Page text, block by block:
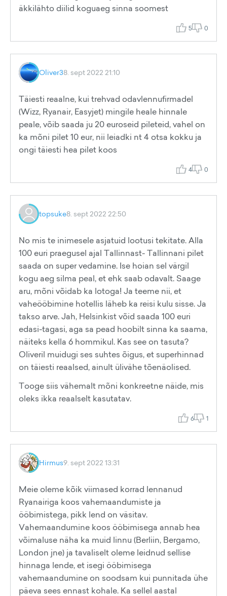
äkkilähto diilid koguaeg sinna soomest
5 0
Oliver38. sept 2022 21:10
Täiesti reaalne, kui trehvad odavlennufirmadel
(Wizz, Ryanair, Easyjet) mingile heale hinnale
peale, võib saada ju 20 euroseid pileteid, vahel on
ka mõni pilet 10 eur, nii leiadki nt 4 otsa kokku ja
ongi täiesti hea pilet koos
4 0
topsuke8. sept 2022 22:50
No mis te inimesele asjatuid lootusi tekitate. Alla
100 euri praegusel ajal Tallinnast- Tallinnani pilet
saada on super vedamine. Ise hoian sel värgil
kogu aeg silma peal, et ehk saab odavalt. Saage
aru, mõni võidab ka lotoga! Ja teeme nii, et
vaheööbimine hotellis läheb ka reisi kulu sisse. Ja
takso arve. Jah, Helsinkist võid saada 100 euri
edasi-tagasi, aga sa pead hoobilt sinna ka saama,
näiteks kella 6 hommikul. Kas see on tasuta?
Oliveril muidugi ses suhtes õigus, et superhinnad
on täiesti reaalsed, ainult ülivähe tõenäolised.
Tooge siis vähemalt mõni konkreetne näide, mis
oleks ikka reaalselt kasutatav.
6 1
Hirmus9. sept 2022 13:31
Meie oleme kõik viimased korrad lennanud
Ryanairiga koos vahemaandumiste ja
ööbimistega, pikk lend on väsitav.
Vahemaandumine koos ööbimisega annab hea
võimaluse näha ka muid linnu (Berliin, Bergamo,
London jne) ja tavaliselt oleme leidnud sellise
hinnaga lende, et isegi ööbimisega
vahemaandumine on soodsam kui punnitada ühe
päeva sees ennast kohale. Ka sellel aastal